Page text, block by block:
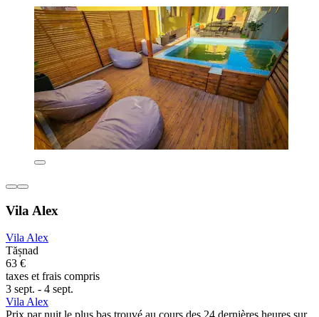
Vila Alex
Vila Alex
Tășnad
63 €
taxes et frais compris
3 sept. - 4 sept.
Vila Alex